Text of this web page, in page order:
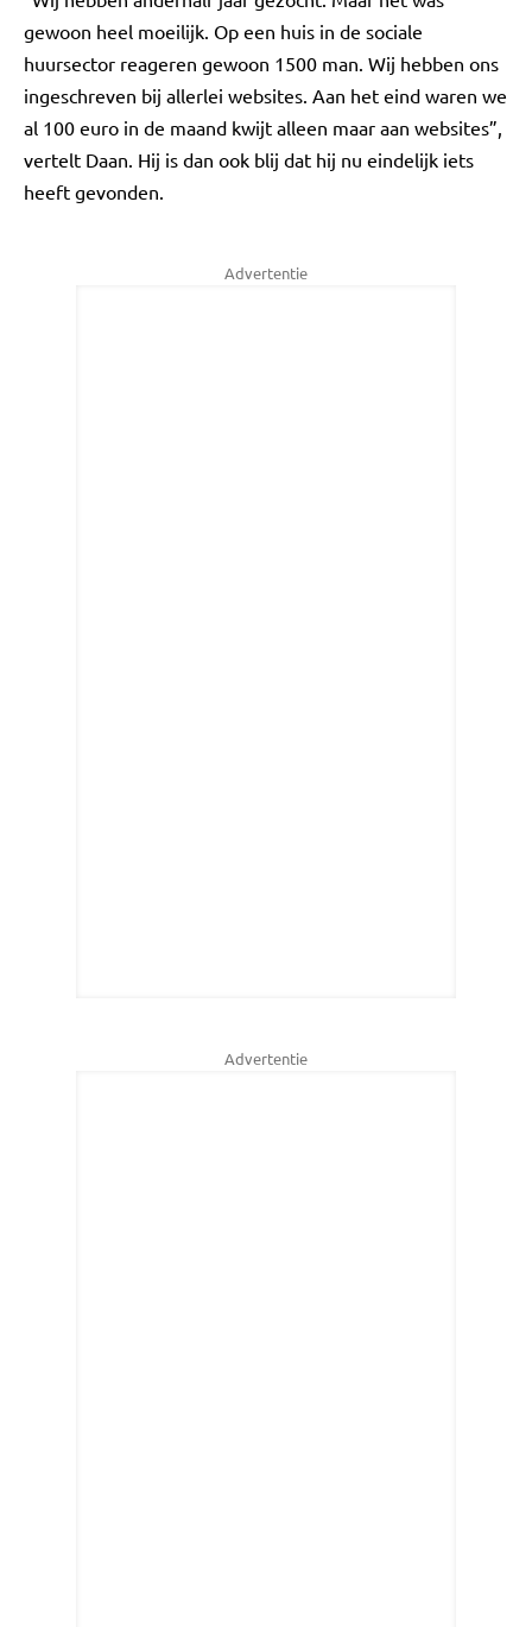
gewoon heel moeilijk. Op een huis in de sociale
huursector reageren gewoon 1500 man. Wij hebben ons
ingeschreven bij allerlei websites. Aan het eind waren we
al 100 euro in de maand kwijt alleen maar aan websites”,
vertelt Daan. Hij is dan ook blij dat hij nu eindelijk iets
heeft gevonden.
Advertentie
Advertentie